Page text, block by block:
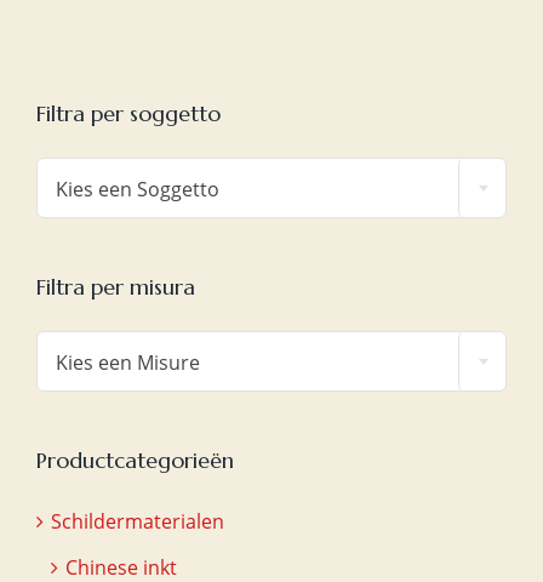
Filtra per soggetto
Kies een Soggetto
Filtra per misura
Kies een Misure
Productcategorieën
Schildermaterialen
Chinese inkt